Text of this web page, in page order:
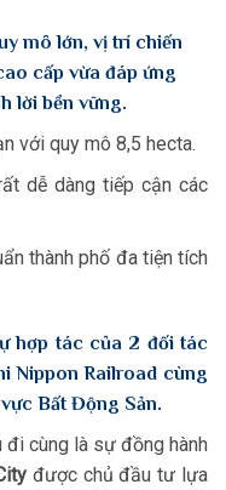
mô lớn, vị trí chiến
cấp vừa đáp ứng
lời bền vững.
với quy mô 8,5 hecta.
dễ dàng tiếp cận các
thành phố đa tiện tích
hợp tác của 2 đối tác
Nippon Railroad cùng
Bất Động Sản.
cùng là sự đồng hành
được chủ đầu tư lựa